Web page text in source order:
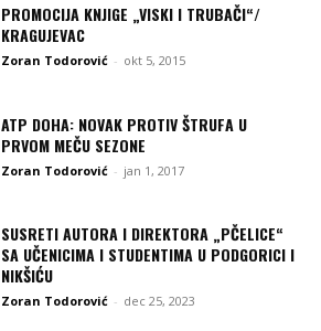
PROMOCIJA KNJIGE „VISKI I TRUBAČI“/
KRAGUJEVAC
Zoran Todorović - okt 5, 2015
ATP DOHA: NOVAK PROTIV ŠTRUFA U
PRVOM MEČU SEZONE
Zoran Todorović - jan 1, 2017
SUSRETI AUTORA I DIREKTORA „PČELICE“
SA UČENICIMA I STUDENTIMA U PODGORICI I
NIKŠIĆU
Zoran Todorović - dec 25, 2023